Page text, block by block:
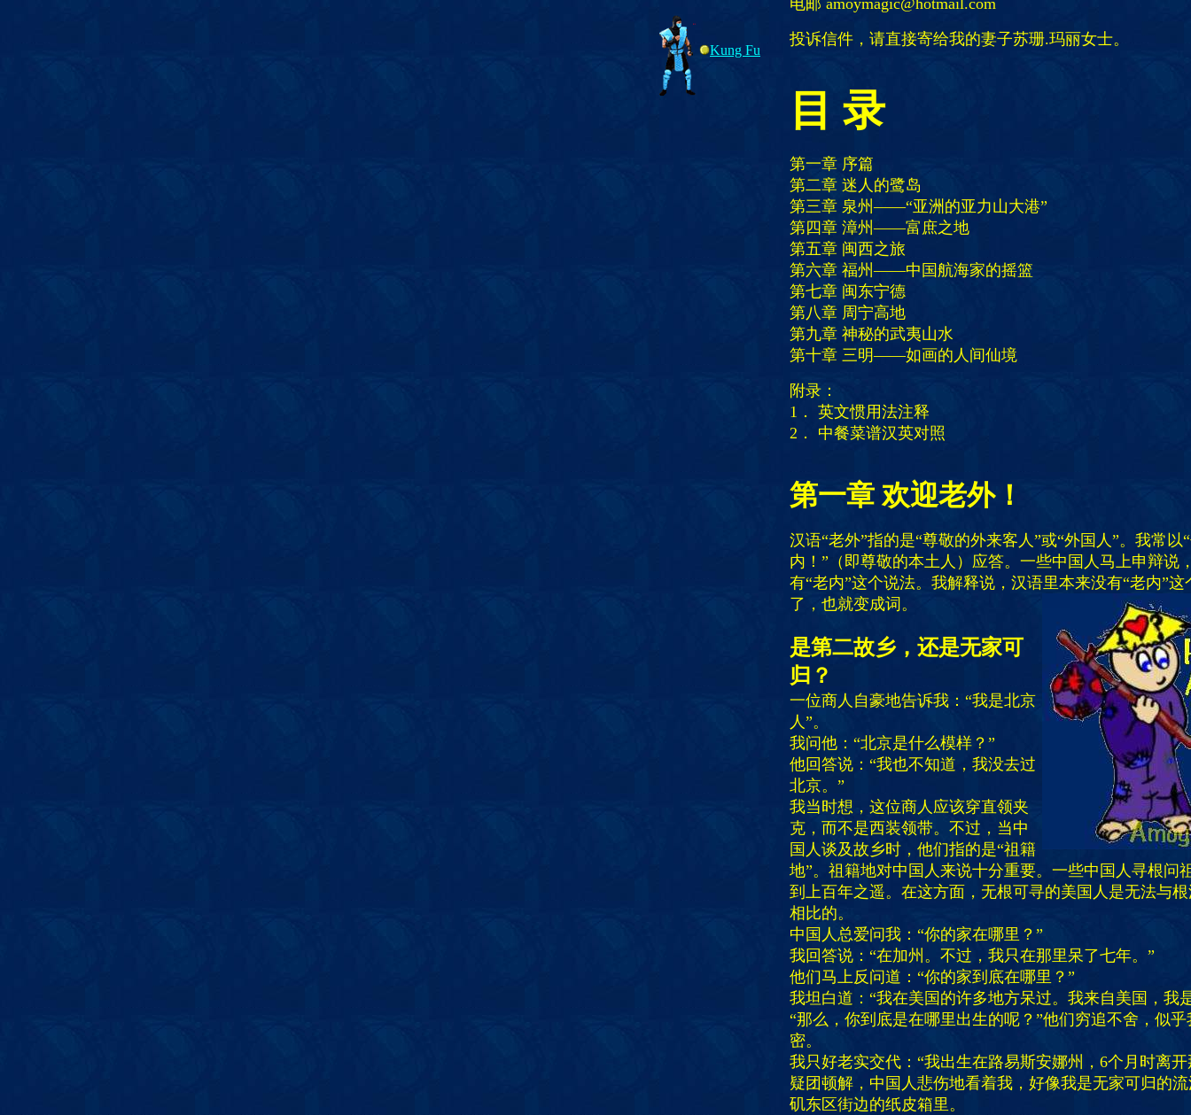
Kung Fu
电邮 amoymagic@hotmail.com
投诉信件，请直接寄给我的妻子苏珊.玛丽女士。
目 录
第一章 序篇
第二章 迷人的鹭岛
第三章 泉州——“亚洲的亚力山大港”
第四章 漳州——富庶之地
第五章 闽西之旅
第六章 福州——中国航海家的摇篮
第七章 闽东宁德
第八章 周宁高地
第九章 神秘的武夷山水
第十章 三明——如画的人间仙境
附录：
1． 英文惯用法注释
2． 中餐菜谱汉英对照
第一章 欢迎老外！
汉语“老外”指的是“尊敬的外来客人”或“外国人”。我常以
内！”（即尊敬的本土人）应答。一些中国人马上申辩说
有“老内”这个说法。我解释说，汉语里本来没有“老内”
了，也就变成词。
是第二故乡，还是无家可
归？
一位商人自豪地告诉我：“我是北京
人”。
我问他：“北京是什么模样？”
他回答说：“我也不知道，我没去过
北京。”
我当时想，这位商人应该穿直领夹
克，而不是西装领带。不过，当中
国人谈及故乡时，他们指的是“祖籍
地”。祖籍地对中国人来说十分重要。一些中国人寻根问
到上百年之遥。在这方面，无根可寻的美国人是无法与
相比的。
中国人总爱问我：“你的家在哪里？”
我回答说：“在加州。不过，我只在那里呆了七年。”
他们马上反问道：“你的家到底在哪里？”
我坦白道：“我在美国的许多地方呆过。我来自美国，我
“那么，你到底是在哪里出生的呢？”他们穷追不舍，似
密。
我只好老实交代：“我出生在路易斯安娜州，6个月时离开
疑团顿解，中国人悲伤地看着我，好像我是无家可归的
矶东区街边的纸皮箱里。